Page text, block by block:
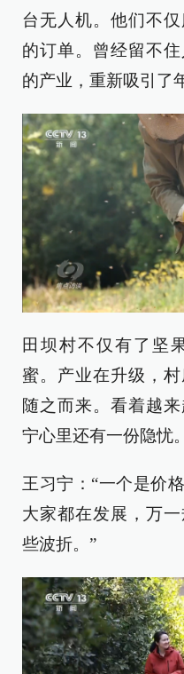
台无人机。他们不
的订单。曾经留不
的产业，重新吸引了
田坝村不仅有了坚
蜜。产业在升级，
随之而来。看着越
宁心里还有一份隐忧。
王习宁：“一个是价
大家都在发展，万
些波折。”